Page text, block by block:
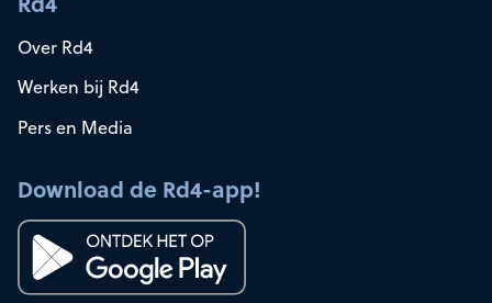
Over Rd4
Werken bij Rd4
Pers en Media
Download de Rd4-app!